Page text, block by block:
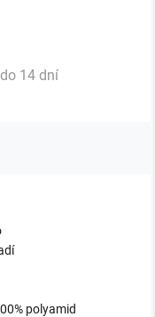
14 dní
polyamid